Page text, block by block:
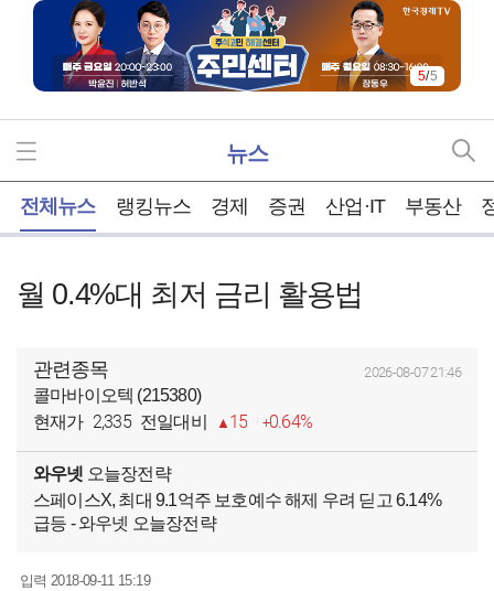
5/5
뉴스
전체뉴스 랭킹뉴스 경제 증권 산업·IT 부동산
월 0.4%대 최저 금리 활용법
관련종목 2026-08-07 21:46
콜마바이오텍 (215380)
현재가 2,335 전일대비 15 0.64%
와우넷 오늘장전략
스페이스X, 최대 9.1억주 보호예수 해제 우려 딛고 6.14%
급등 - 와우넷 오늘장전략
입력2018-09-11 15:19